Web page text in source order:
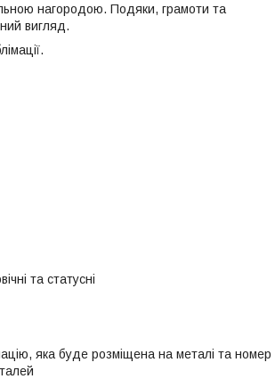
нагородою. Подяки, грамоти та
вигляд.
та статусні
яка буде розміщена на металі та номер